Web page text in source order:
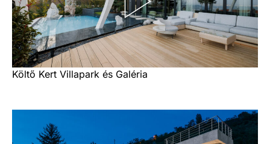
Költő Kert Villapark és Galéria